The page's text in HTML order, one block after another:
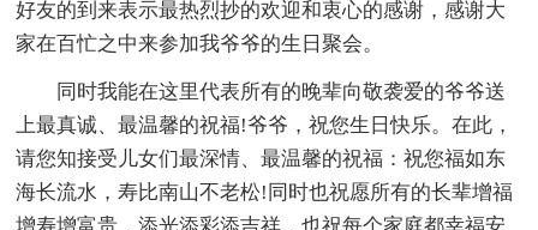
好友的到来表示最热烈抄的欢迎和衷心的感谢，感谢大
家在百忙之中来参加我爷爷的生日聚会。
同时我能在这里代表所有的晚辈向敬袭爱的爷爷送
上最真诚、最温馨的祝福!爷爷，祝您生日快乐。在此，
请您知接受儿女们最深情、最温馨的祝福：祝您福如东
海长流水，寿比南山不老松!同时也祝愿所有的长辈增福
增寿增富贵，添光添彩添吉祥，也祝每个家庭都幸福安